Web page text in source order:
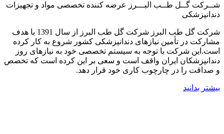
شــرکت گــل طــب البـــرز عرضه کننده تخصصی مواد و تجهیزات
دندانپزشکی
شرکت گل طب البرز شرکت گل طب البرز از سال 1391 با هدف
مشارکت در تأمین نیازهای دندانپزشکی کشور شروع به کار کرده
است.این شرکت با توجه به سیستم تخصصی خود به نیازهای روز
دندانپزشکان ایران واقف است و سعی بر این کرده است که تخصص
و صداقت را در چارچوب کاری خود قرار دهد.
بیشتر بدانید